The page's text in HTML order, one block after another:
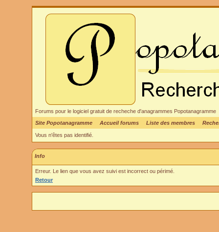
Forums pour le logiciel gratuit de recheche d'anagrammes Popotanagramme
Site Popotanagramme
Accueil forums Liste des membres
Vous n'êtes pas identifié.
Info
Erreur. Le lien que vous avez suivi est incorrect ou périmé.
Retour